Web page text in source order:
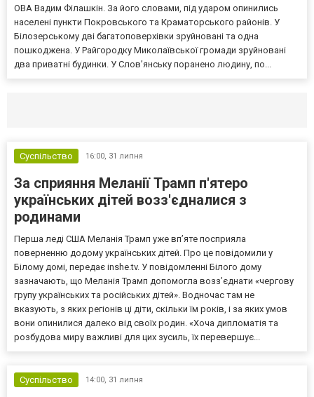
ОВА Вадим Філашкін. За його словами, під ударом опинились
населені пункти Покровського та Краматорського районів. У
Білозерському дві багатоповерхівки зруйновані та одна
пошкоджена. У Райгородку Миколаївської громади зруйновані
два приватні будинки. У Слов’янську поранено людину, по...
Суспільство 16:00, 31 липня
За сприяння Меланії Трамп п'ятеро
українських дітей возз'єдналися з
родинами
Перша леді США Меланія Трамп уже впʼяте посприяла
поверненню додому українських дітей. Про це повідомили у
Білому домі, передає inshe.tv. У повідомленні Білого дому
зазначають, що Меланія Трамп допомогла возз’єднати «чергову
групу українських та російських дітей». Водночас там не
вказують, з яких регіонів ці діти, скільки їм років, і за яких умов
вони опинилися далеко від своїх родин. «Хоча дипломатія та
розбудова миру важливі для цих зусиль, їх перевершує...
Суспільство 14:00, 31 липня